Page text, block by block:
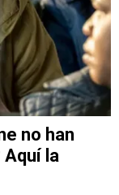
no han
la